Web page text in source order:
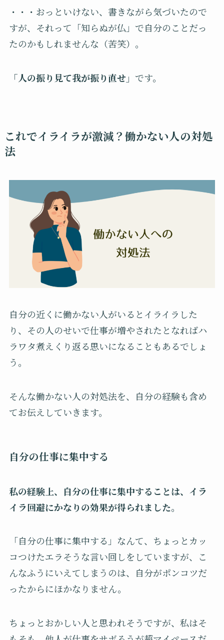
・・・おっといけない、書きながら気づいたので
すが、それって「知らぬが仏」で自分のことだっ
たのかもしれませんな（苦笑）。
「人の振り見て我が振り直せ」 です。
これでイライラが激減？働かない人の対処
法
自分の近くに働かない人がいるとイライラした
り、その人のせいで仕事が増やされたとなればハ
ラワタ煮えくり返る思いになることもあるでしょ
う。
そんな働かない人の対処法を、自分の経験も含め
てお伝えしていきます。
自分の仕事に集中する
私の経験上、自分の仕事に集中することは、イラ
イラ回避にかなりの効果が得られました。
「自分の仕事に集中する」なんて、ちょっとカッ
コつけたエラそうな言い回しをしていますが、こ
んなふうにいえてしまうのは、自分がポンコツだ
ったからにほかなりません。
ちょっとおかしい人と思われそうですが、私はそ